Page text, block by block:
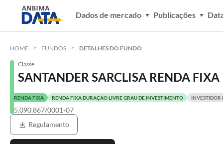
Dados de mercado Publicações
HOME FUNDOS DETALHES DO FUNDO
Classe
SANTANDER SARCLISA RENDA
RENDA FIXA RENDA FIXA DURAÇÃO LIVRE GRAU DE INVESTIMENTO INVESTIDOR
05.090.867/0001-07
Regulamento